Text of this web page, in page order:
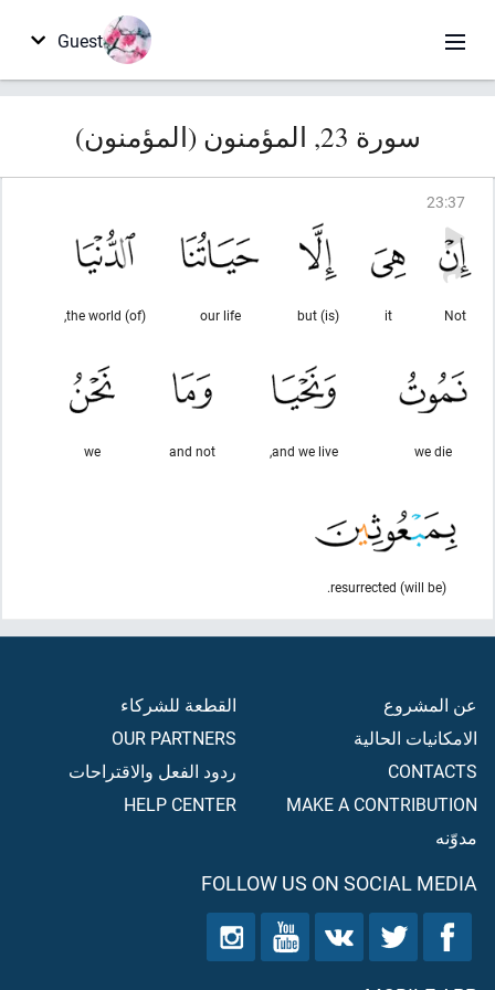
Guest
سورة 23, المؤمنون (المؤمنون)
23:37
Not
it
(is) but
our life
(of) the world,
we die
and we live,
and not
we
(will be) resurrected.
عن المشروع
الامكانيات الحالية
CONTACTS
MAKE A CONTRIBUTION
مدوّنه
القطعة للشركاء
OUR PARTNERS
ردود الفعل والاقتراحات
HELP CENTER
FOLLOW US ON SOCIAL MEDIA